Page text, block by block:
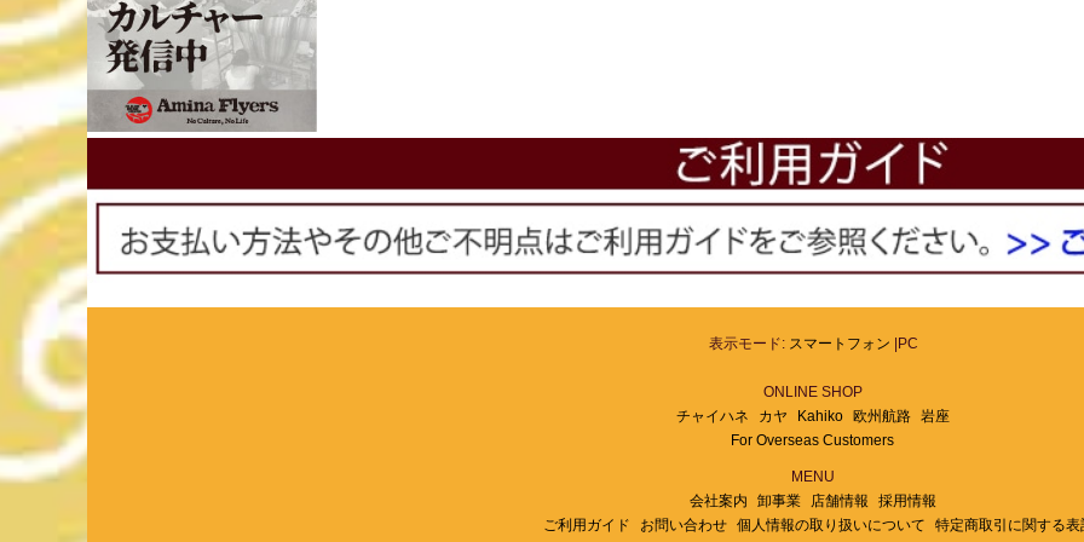
表示モード: スマートフォン |PC
ONLINE SHOP
チャイハネ
カヤ Kahiko 欧州航路
岩座
For Overseas Customers
MENU
会社案内
卸事業 店舗情報
採用情報
ご利用ガイド
お問い合わせ 個人情報の取り扱いについて 特定商取引に関する表